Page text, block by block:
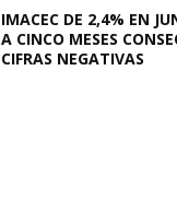
IMACEC DE 2,4% EN
A CINCO MESES
CIFRAS NEGATIVAS